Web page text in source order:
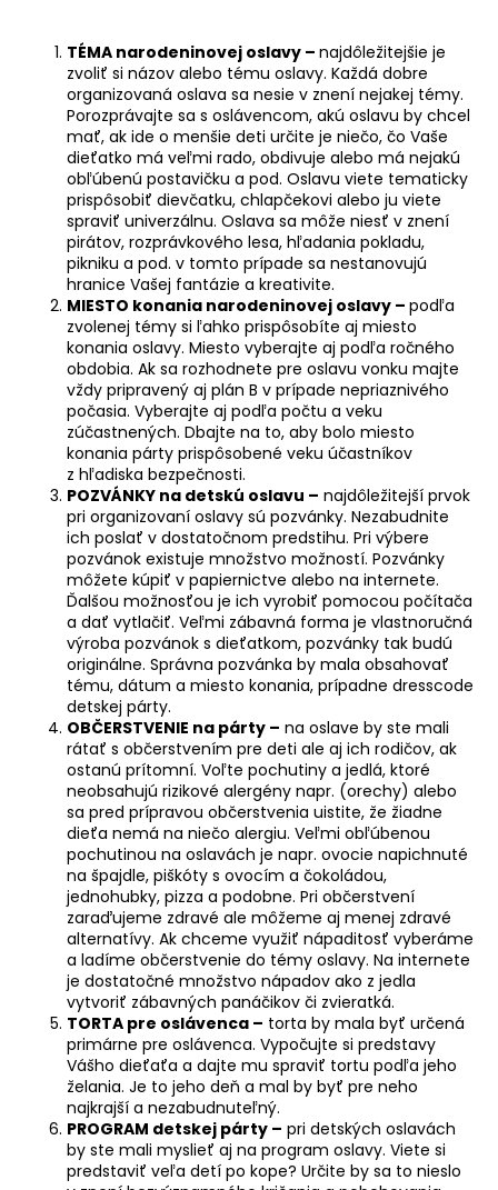
TÉMA narodeninovej oslavy – najdôležitejšie je
zvoliť si názov alebo tému oslavy. Každá dobre
organizovaná oslava sa nesie v znení nejakej témy.
Porozprávajte sa s oslávencom, akú oslavu by chcel
mať, ak ide o menšie deti určite je niečo, čo Vaše
dieťatko má veľmi rado, obdivuje alebo má nejakú
obľúbenú postavičku a pod. Oslavu viete tematicky
prispôsobiť dievčatku, chlapčekovi alebo ju viete
spraviť univerzálnu. Oslava sa môže niesť v znení
pirátov, rozprávkového lesa, hľadania pokladu,
pikniku a pod. v tomto prípade sa nestanovujú
hranice Vašej fantázie a kreativite.
MIESTO konania narodeninovej oslavy – podľa
zvolenej témy si ľahko prispôsobíte aj miesto
konania oslavy. Miesto vyberajte aj podľa ročného
obdobia. Ak sa rozhodnete pre oslavu vonku majte
vždy pripravený aj plán B v prípade nepriaznivého
počasia. Vyberajte aj podľa počtu a veku
zúčastnených. Dbajte na to, aby bolo miesto
konania párty prispôsobené veku účastníkov
z hľadiska bezpečnosti.
POZVÁNKY na detskú oslavu – najdôležitejší prvok
pri organizovaní oslavy sú pozvánky. Nezabudnite
ich poslať v dostatočnom predstihu. Pri výbere
pozvánok existuje množstvo možností. Pozvánky
môžete kúpiť v papiernictve alebo na internete.
Ďalšou možnosťou je ich vyrobiť pomocou počítača
a dať vytlačiť. Veľmi zábavná forma je vlastnoručná
výroba pozvánok s dieťatkom, pozvánky tak budú
originálne. Správna pozvánka by mala obsahovať
tému, dátum a miesto konania, prípadne dresscode
detskej párty.
OBČERSTVENIE na párty – na oslave by ste mali
rátať s občerstvením pre deti ale aj ich rodičov, ak
ostanú prítomní. Voľte pochutiny a jedlá, ktoré
neobsahujú rizikové alergény napr. (orechy) alebo
sa pred prípravou občerstvenia uistite, že žiadne
dieťa nemá na niečo alergiu. Veľmi obľúbenou
pochutinou na oslavách je napr. ovocie napichnuté
na špajdle, piškóty s ovocím a čokoládou,
jednohubky, pizza a podobne. Pri občerstvení
zaraďujeme zdravé ale môžeme aj menej zdravé
alternatívy. Ak chceme využiť nápaditosť vyberáme
a ladíme občerstvenie do témy oslavy. Na internete
je dostatočné množstvo nápadov ako z jedla
vytvoriť zábavných panáčikov či zvieratká.
TORTA pre oslávenca – torta by mala byť určená
primárne pre oslávenca. Vypočujte si predstavy
Vášho dieťaťa a dajte mu spraviť tortu podľa jeho
želania. Je to jeho deň a mal by byť pre neho
najkrajší a nezabudnuteľný.
PROGRAM detskej párty – pri detských oslavách
by ste mali myslieť aj na program oslavy. Viete si
predstaviť veľa detí po kope? Určite by sa to nieslo
HĽADAŤ